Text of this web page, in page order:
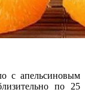
с апельсиновым
по 25